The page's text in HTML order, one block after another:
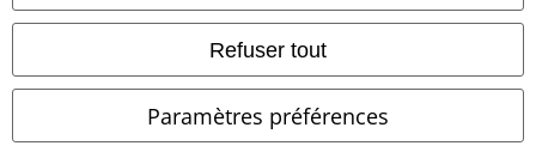
Refuser tout
Paramètres préférences
Déclaration de Conformité
Informations sur l'accessibilité
Paramètres des Cookies